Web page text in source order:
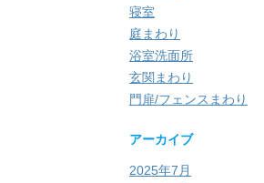
寝室
庭まわり
浴室洗面所
玄関まわり
門扉/フェンスまわり
アーカイブ
2025年7月